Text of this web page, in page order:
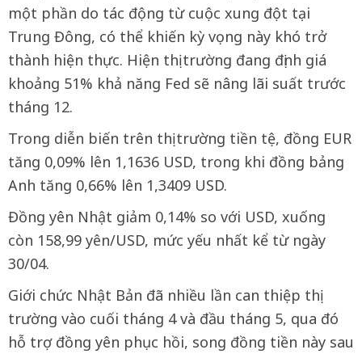
một phần do tác động từ cuộc xung đột tại
Trung Đông, có thể khiến kỳ vọng này khó trở
thành hiện thực. Hiện thị trường đang định giá
khoảng 51% khả năng Fed sẽ nâng lãi suất trước
tháng 12.
Trong diễn biến trên thị trường tiền tệ, đồng EUR
tăng 0,09% lên 1,1636 USD, trong khi đồng bảng
Anh tăng 0,66% lên 1,3409 USD.
Đồng yên Nhật giảm 0,14% so với USD, xuống
còn 158,99 yên/USD, mức yếu nhất kể từ ngày
30/04.
Giới chức Nhật Bản đã nhiều lần can thiệp thị
trường vào cuối tháng 4 và đầu tháng 5, qua đó
hỗ trợ đồng yên phục hồi, song đồng tiền này sau